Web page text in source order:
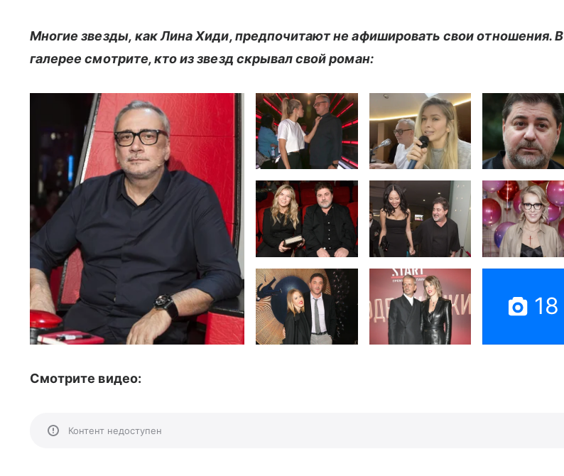
Многие звезды, как Лина Хиди, предпочитают не афишировать свои отношения. В
галерее смотрите, кто из звезд скрывал свой роман:
18
Смотрите видео:
Контент недоступен